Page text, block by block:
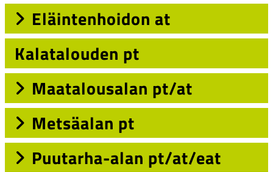
Eläintenhoidon at
Kalatalouden pt
Maatalousalan pt/at
Metsäalan pt
Puutarha-alan pt/at/eat